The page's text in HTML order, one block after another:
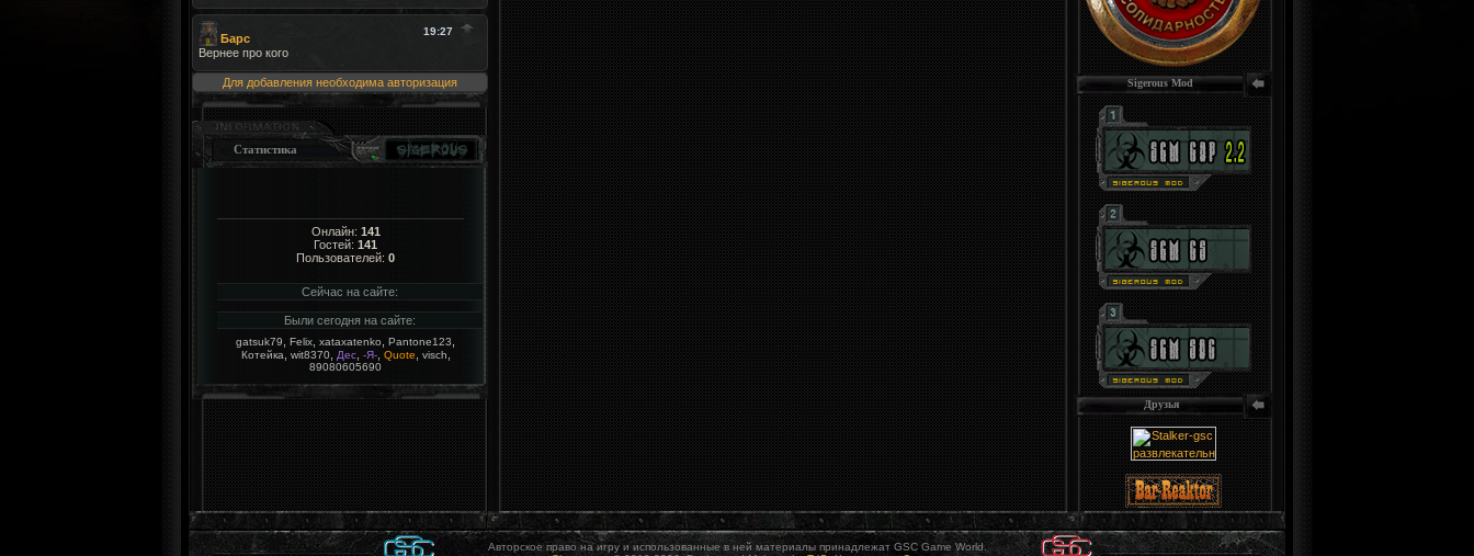
Для добавления необходима авторизация
Статистика
Онлайн: 141
Гостей: 141
Пользователей: 0
Сейчас на сайте:
Были сегодня на сайте:
gatsuk79 Felix xataxatenko Pantone123
Котейка wit8370, Дес, -Я-, Quote visch
89080605690
Sigerous Mod
Друзья
Авторское право на игру и использованные в ней материалы принадлежат GSC Game World.